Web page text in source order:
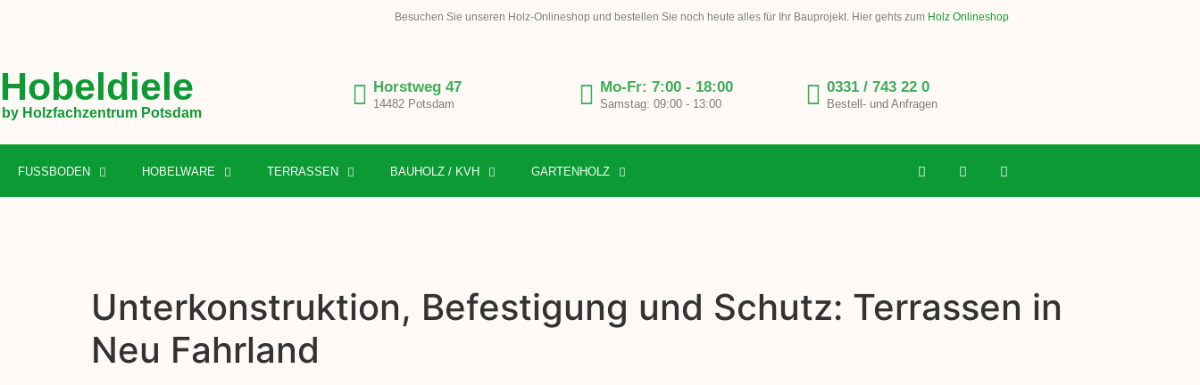
Besuchen Sie unseren Holz-Onlineshop und bestellen Sie noch heute alles für Ihr Bauprojekt. Hier gehts zum Holz Onlineshop
Hobeldiele
by Holzfachzentrum Potsdam
Horstweg 47
14482 Potsdam
Mo-Fr: 7:00 - 18:00
Samstag: 09:00 - 13:00
0331 / 743 22 0
Bestell- und Anfragen
FUSSBODEN HOBELWARE TERRASSEN BAUHOLZ / KVH GARTENHOLZ
Unterkonstruktion, Befestigung und Schutz: Terrassen in
Neu Fahrland